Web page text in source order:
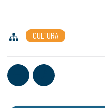
CULTURA